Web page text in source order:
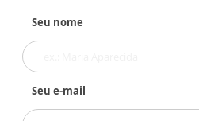
Seu nome
Seu e-mail